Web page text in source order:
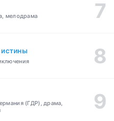
мелодрама
(ГДР), драма,